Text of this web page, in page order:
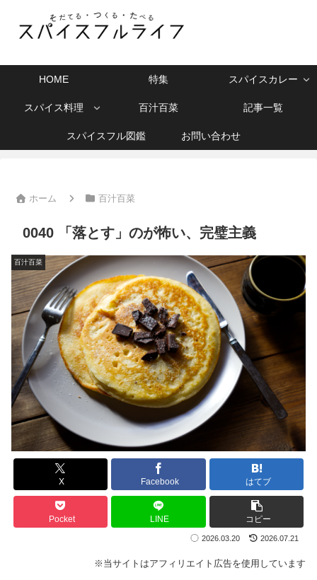
HOME 特集 スパイスカレー
スパイス料理 百汁百菜 記事一覧
スパイスフル図鑑 お問い合わせ
ホーム 百汁百菜
0040 「落とす」のが怖い、完璧主義
百汁百菜
X Facebook はてブ
Pocket LINE コピー
2026.03.20 2026.07.21
※当サイトはアフィリエイト広告を使用しています